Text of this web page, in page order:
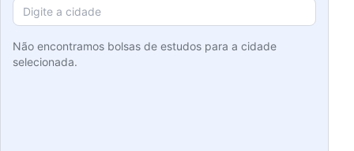
Não encontramos bolsas de estudos para a cidade
selecionada.